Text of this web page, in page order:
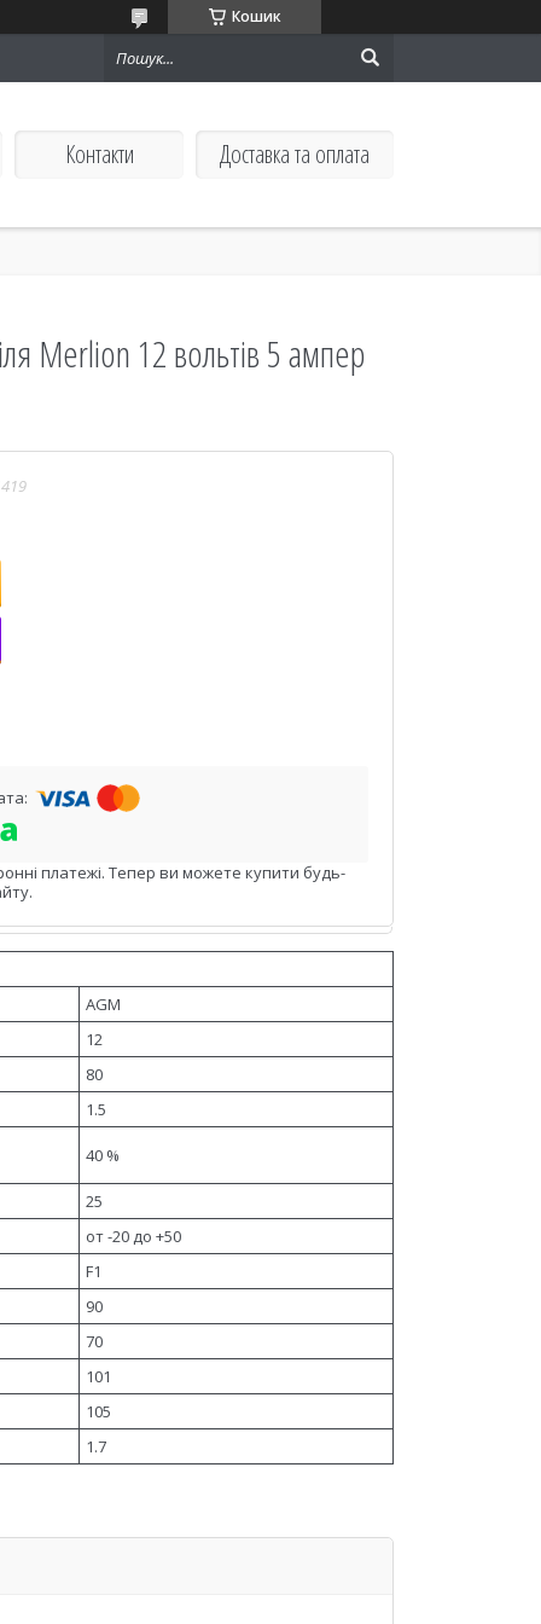
Кошик
Контакти Доставка та оплата
Merlion 12 вольтів 5 ампер
платежі. Тепер ви можете купити будь-
AGM
12
80
1.5
40 %
25
от -20 до +50
F1
90
70
101
105
1.7